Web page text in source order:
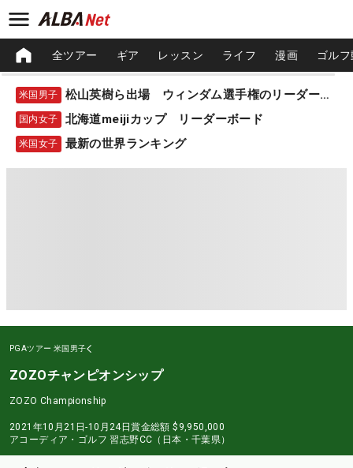
全ツアー ギア レッスン ライフ 漫画 ゴル
米国男子 松山英樹ら出場 ウィンダム選手権のリーダーボード
国内女子 北海道meijiカップ リーダーボード
米国女子 最新の世界ランキング
PGAツアー 米国男子
ZOZOチャンピオンシップ
ZOZO Championship
2021年10月21日-10月24日賞金総額 $9,950,000
アコーディア・ゴルフ 習志野CC（日本・千葉県）